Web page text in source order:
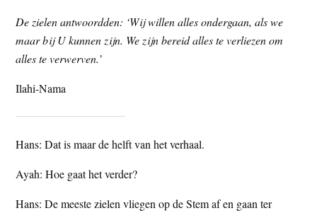
De zielen antwoordden: ‘Wij willen alles ondergaan, als we
maar bij U kunnen zijn. We zijn bereid alles te verliezen om
alles te verwerven.’
Ilahi-Nama
Hans: Dat is maar de helft van het verhaal.
Ayah: Hoe gaat het verder?
Hans: De meeste zielen vliegen op de Stem af en gaan ter